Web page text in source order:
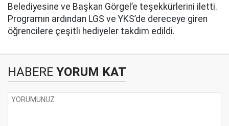
Belediyesine ve Başkan Görgel’e teşekkürlerini iletti.
Programın ardından LGS ve YKS’de dereceye giren
öğrencilere çeşitli hediyeler takdim edildi.
HABERE YORUM KAT